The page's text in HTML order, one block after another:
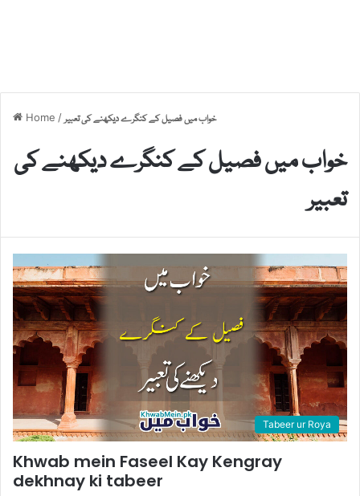
Home /خواب میں فصیل کے کنگرے دیکھنے کی تعبیر
خواب میں فصیل کے کنگرے دیکھنے کی
تعبیر
Tabeer ur Roya
Khwab mein Faseel Kay Kengray
dekhnay ki tabeer